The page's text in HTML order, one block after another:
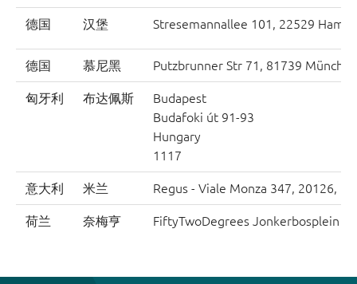
德国 汉堡 Stresemannallee 101, 22529
德国 慕尼黑 Putzbrunner Str 71, 81739
匈牙利 布达佩斯
Budapest
Budafoki út 91-93
Hungary
1117
意大利 米兰 Regus - Viale Monza 347, 20126,
荷兰 奈梅亨 FiftyTwoDegrees Jonkerbosplein